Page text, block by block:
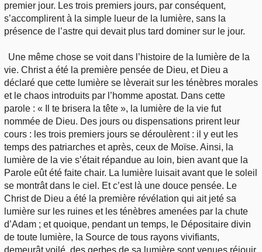
premier jour. Les trois premiers jours, par conséquent,
s’accomplirent à la simple lueur de la lumière, sans la
présence de l’astre qui devait plus tard dominer sur le jour.
Une même chose se voit dans l’histoire de la lumière de la
vie. Christ a été la première pensée de Dieu, et Dieu a
déclaré que cette lumière se lèverait sur les ténèbres morales
et le chaos introduits par l’homme apostat. Dans cette
parole : « Il te brisera la tête », la lumière de la vie fut
nommée de Dieu. Des jours ou dispensations prirent leur
cours : les trois premiers jours se déroulèrent : il y eut les
temps des patriarches et après, ceux de Moïse. Ainsi, la
lumière de la vie s’était répandue au loin, bien avant que la
Parole eût été faite chair. La lumière luisait avant que le soleil
se montrât dans le ciel. Et c’est là une douce pensée. Le
Christ de Dieu a été la première révélation qui ait jeté sa
lumière sur les ruines et les ténèbres amenées par la chute
d’Adam ; et quoique, pendant un temps, le Dépositaire divin
de toute lumière, la Source de tous rayons vivifiants,